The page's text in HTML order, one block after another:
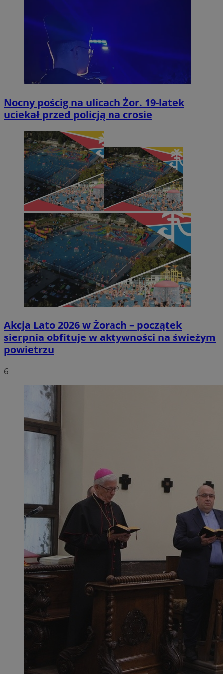
Nocny pościg na ulicach Żor. 19-latek
uciekał przed policją na crosie
Akcja Lato 2026 w Żorach – początek
sierpnia obfituje w aktywności na świeżym
powietrzu
6